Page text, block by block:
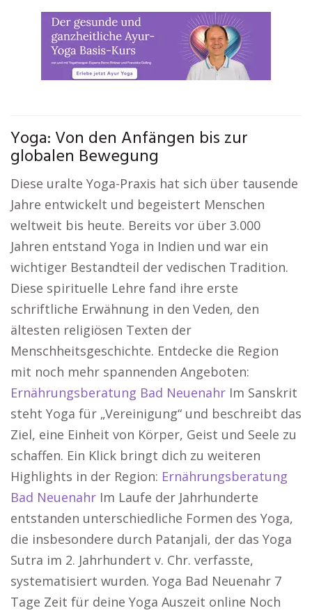
Yoga: Von den Anfängen bis zur
globalen Bewegung
Diese uralte Yoga-Praxis hat sich über tausende
Jahre entwickelt und begeistert Menschen
weltweit bis heute. Bereits vor über 3.000
Jahren entstand Yoga in Indien und war ein
wichtiger Bestandteil der vedischen Tradition.
Diese spirituelle Lehre fand ihre erste
schriftliche Erwähnung in den Veden, den
ältesten religiösen Texten der
Menschheitsgeschichte. Entdecke die Region
mit noch mehr spannenden Angeboten:
Ernährungsberatung Bad Neuenahr Im Sanskrit
steht Yoga für „Vereinigung“ und beschreibt das
Ziel, eine Einheit von Körper, Geist und Seele zu
schaffen. Ein Klick bringt dich zu weiteren
Highlights in der Region: Ernährungsberatung
Bad Neuenahr Im Laufe der Jahrhunderte
entstanden unterschiedliche Formen des Yoga,
die insbesondere durch Patanjali, der das Yoga
Sutra im 2. Jahrhundert v. Chr. verfasste,
systematisiert wurden. Yoga Bad Neuenahr 7
Tage Zeit für deine Yoga Auszeit online Noch